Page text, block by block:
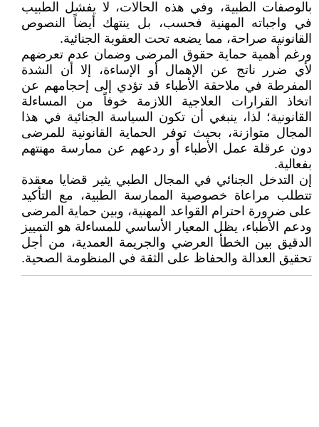
بالوصفات الطبية، وفي هذه الحالات، لا يفشل الطبيب
في واجباته المهنية فحسب، بل ينتهك أيضاً النصوص
القانونية صراحة، مما يضعه تحت العقوبة الجنائية.
ورغم أهمية حماية حقوق المرضى وضمان عدم تعرضهم
لأي ضرر ناتج عن الإهمال أو الإساءة، إلا أن الشدة
المفرطة في ملاحقة الأطباء قد تؤدي إلى إحجامهم عن
اتخاذ القرارات العلاجية اللازمة خوفاً من المساءلة
القانونية؛ لذا، ينبغي أن تكون السياسة الجنائية في هذا
المجال متوازنة، بحيث توفر الحماية القانونية للمرضى
دون عرقلة عمل الأطباء أو ردعهم عن ممارسة مهنتهم
بفعالية.
إن التدخل الجنائي في المجال الطبي يثير قضايا معقدة
تتطلب مراعاة خصوصية الممارسة الطبية، مع التأكيد
على ضرورة احترام القواعد المهنية، وبين حماية المرضى
ودعم الأطباء، يظل المعيار الأساسي للمساءلة هو التمييز
الدقيق بين الخطأ العرضي والجريمة العمدية، من أجل
تحقيق العدالة والحفاظ على الثقة في المنظومة الصحية.